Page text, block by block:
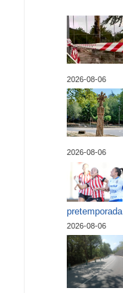
2026-08-06
2026-08-06
pretemporada
2026-08-06